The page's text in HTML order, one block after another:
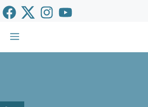
Saltar
al
contenido
Menú